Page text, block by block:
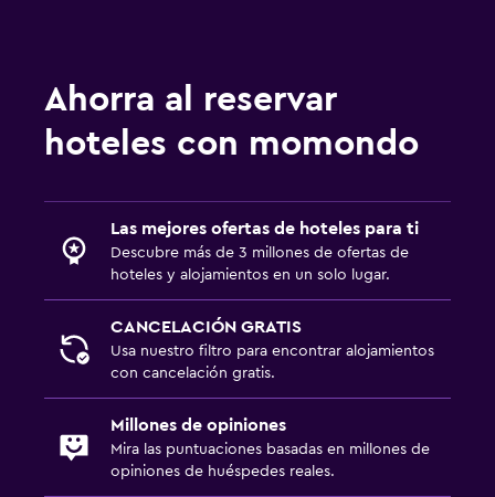
Ahorra al reservar
hoteles con momondo
Las mejores ofertas de hoteles para ti
Descubre más de 3 millones de ofertas de
hoteles y alojamientos en un solo lugar.
CANCELACIÓN GRATIS
Usa nuestro filtro para encontrar alojamientos
con cancelación gratis.
Millones de opiniones
Mira las puntuaciones basadas en millones de
opiniones de huéspedes reales.